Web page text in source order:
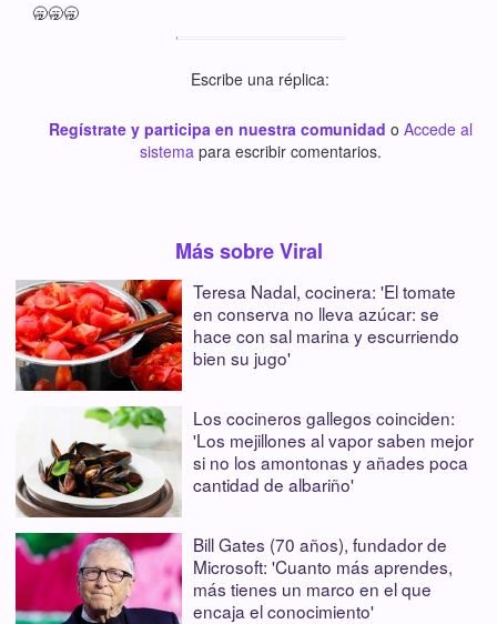
🥱🥱🥱
Escribe una réplica:
Regístrate y participa en nuestra comunidad o Accede al
sistemapara escribir comentarios.
Más sobre Viral
Teresa Nadal, cocinera: 'El tomate
en conserva no lleva azúcar: se
hace con sal marina y escurriendo
bien su jugo'
Los cocineros gallegos coinciden:
'Los mejillones al vapor saben mejor
si no los amontonas y añades poca
cantidad de albariño'
Bill Gates (70 años), fundador de
Microsoft: 'Cuanto más aprendes,
más tienes un marco en el que
encaja el conocimiento'